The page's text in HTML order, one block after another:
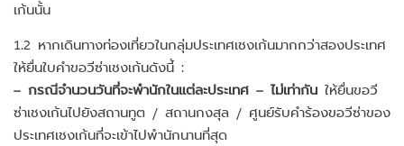
เก้นนั้น
1.2 หากเดินทางท่องเที่ยวในกลุ่มประเทศเชงเก้นมากกว่าสองประเทศ
ให้ยื่นใบคำขอวีซ่าเชงเก้นดังนี้ :
– กรณีจำนวนวันที่จะพำนักในแต่ละประเทศ – ไม่เท่ากัน ให้ยื่นขอวี
ซ่าเชงเก้นไปยังสถานทูต / สถานกงสุล / ศูนย์รับคำร้องขอวีซ่าของ
ประเทศเชงเก้นที่จะเข้าไปพำนักนานที่สุด